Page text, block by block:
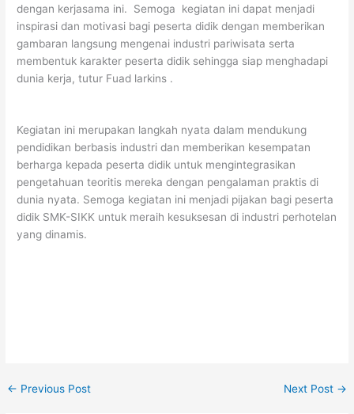
dengan kerjasama ini. Semoga kegiatan ini dapat menjadi
inspirasi dan motivasi bagi peserta didik dengan memberikan
gambaran langsung mengenai industri pariwisata serta
membentuk karakter peserta didik sehingga siap menghadapi
dunia kerja, tutur Fuad larkins .
Kegiatan ini merupakan langkah nyata dalam mendukung
pendidikan berbasis industri dan memberikan kesempatan
berharga kepada peserta didik untuk mengintegrasikan
pengetahuan teoritis mereka dengan pengalaman praktis di
dunia nyata. Semoga kegiatan ini menjadi pijakan bagi peserta
didik SMK-SIKK untuk meraih kesuksesan di industri perhotelan
yang dinamis.
← Previous Post Next Post →